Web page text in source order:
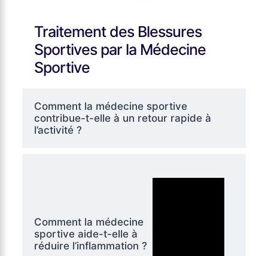
Traitement des Blessures
Sportives par la Médecine
Sportive
Comment la médecine sportive
contribue-t-elle à un retour rapide à
l’activité ?
Comment la médecine
sportive aide-t-elle à
réduire l’inflammation ?